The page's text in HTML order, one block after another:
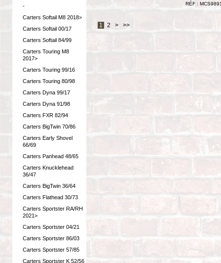
-
Carters Softail M8 2018>
Carters Softail 00/17
Carters Softail 84/99
Carters Touring M8
2017>
Carters Touring 99/16
Carters Touring 80/98
Carters Dyna 99/17
Carters Dyna 91/98
Carters FXR 82/94
Carters BigTwin 70/86
Carters Early Shovel
66/69
Carters Panhead 48/65
Carters Knucklehead
36/47
Carters BigTwin 36/64
Carters Flathead 30/73
Carters Sportster RA/RH
2021>
Carters Sportster 04/21
Carters Sportster 86/03
Carters Sportster 57/85
Carters Sportster K 52/56
RÉF :
1 2 > >>